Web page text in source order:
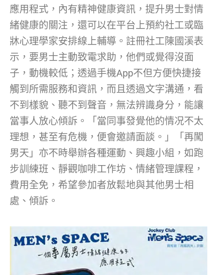
應用程式，內有精神健康資訊，提升男士對情
緒健康的關注，還可以在平台上預約社工或臨
牀心理學家安排線上輔導。註冊社工陳國溪表
示，要男士主動致電求助，他們或覺得沒面
子，動機較低；透過手機App不但方便快捷接
觸到所需服務和資訊，而且透過文字溝通，看
不到樣貌、聽不到聲音，無法辨識身分，能讓
當事人放心傾訴。「當同事發覺他的情况不太
理想，甚至有危機，便會邀請面談。」「再闖
男天」亦不時舉辦各種運動、興趣小組，如跑
步訓練班、靜觀咖啡工作坊、情緒管理課程，
費用全免，希望參加者放鬆地與其他男士相
處、傾訴。